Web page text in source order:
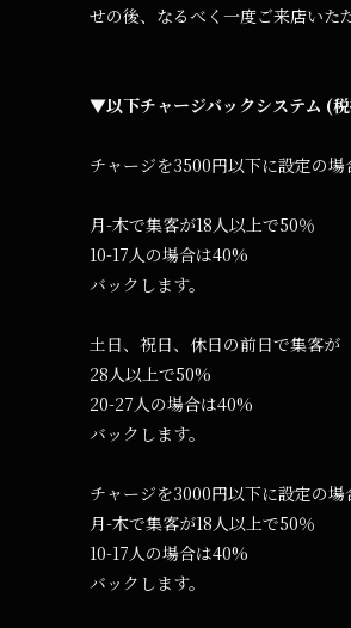
せの後、なるべく一度ご来店いた
▼以下チャージバックシステム (
チャージを3500円以下に設定の場
月-木で集客が18人以上で50％
10-17人の場合は40%
バックします。
土日、祝日、休日の前日で集客が
28人以上で50%
20-27人の場合は40%
バックします。
チャージを3000円以下に設定の場
月-木で集客が18人以上で50％
10-17人の場合は40%
バックします。